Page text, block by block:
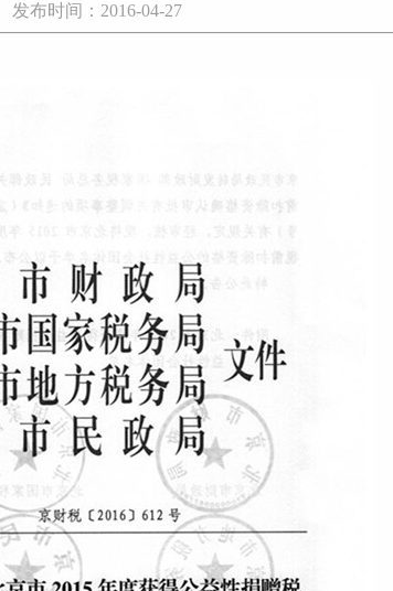
发布时间：2016-04-27